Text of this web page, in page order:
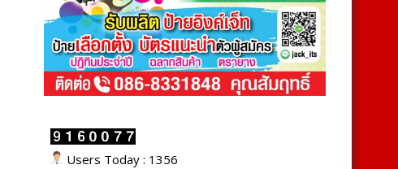
Users Today : 1356